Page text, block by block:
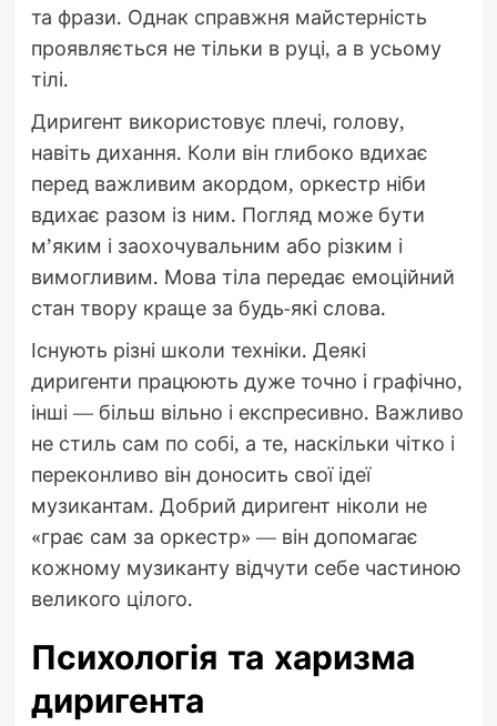
та фрази. Однак справжня майстерність
проявляється не тільки в руці, а в усьому
тілі.
Диригент використовує плечі, голову,
навіть дихання. Коли він глибоко вдихає
перед важливим акордом, оркестр ніби
вдихає разом із ним. Погляд може бути
м’яким і заохочувальним або різким і
вимогливим. Мова тіла передає емоційний
стан твору краще за будь-які слова.
Існують різні школи техніки. Деякі
диригенти працюють дуже точно і графічно,
інші — більш вільно і експресивно. Важливо
не стиль сам по собі, а те, наскільки чітко і
переконливо він доносить свої ідеї
музикантам. Добрий диригент ніколи не
«грає сам за оркестр» — він допомагає
кожному музиканту відчути себе частиною
великого цілого.
Психологія та харизма
диригента